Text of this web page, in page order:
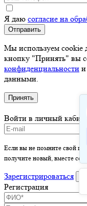
Я даю согласие на
Отправить
Мы используем cookie
кнопку "Принять" вы
конфиденциальности и
данными.
Принять
Войти в личный
Если вы не помните свой
получите новый, вместе со
Зарегистрироваться
Регистрация